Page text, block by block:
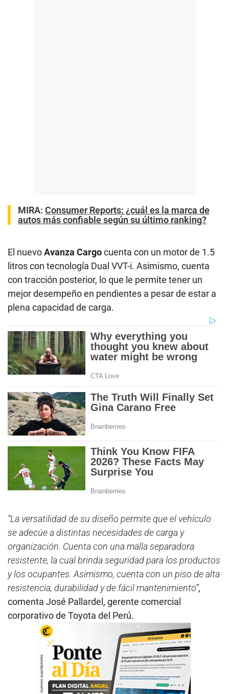
MIRA: Consumer Reports: ¿cuál es la marca de
autos más confiable según su último ranking?
El nuevoAvanza Cargocuenta con un motor de 1.5
litros con tecnología Dual VVT-i. Asimismo, cuenta
con tracción posterior, lo que le permite tener un
mejor desempeño en pendientes a pesar de estar a
plena capacidad de carga.
“La versatilidad de su diseño permite que el vehículo
se adecúe a distintas necesidades de carga y
organización. Cuenta con una malla separadora
resistente, la cual brinda seguridad para los productos
y los ocupantes. Asimismo, cuenta con un piso de alta
resistencia, durabilidad y de fácil mantenimiento”,
comenta José Pallardel, gerente comercial
corporativo de Toyota del Perú.